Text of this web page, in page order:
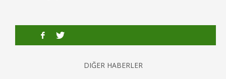
DIĞER HABERLER